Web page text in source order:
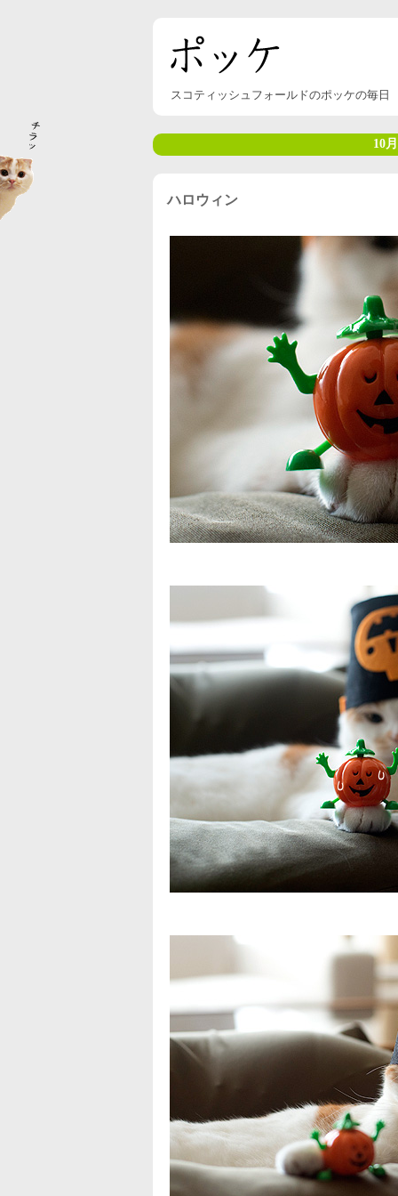
スコティッシュフォールドのポッケの毎日
10
ハロウィン